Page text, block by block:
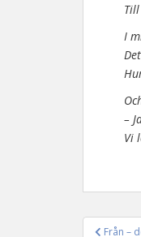
I
–
Vi
Från –